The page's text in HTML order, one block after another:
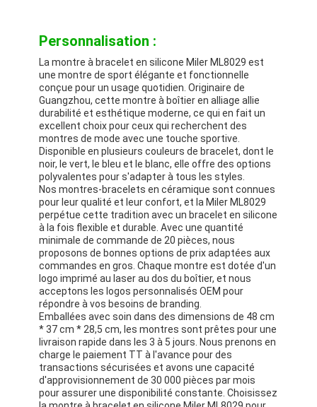
Personnalisation :
La montre à bracelet en silicone Miler ML8029 est
une montre de sport élégante et fonctionnelle
conçue pour un usage quotidien. Originaire de
Guangzhou, cette montre à boîtier en alliage allie
durabilité et esthétique moderne, ce qui en fait un
excellent choix pour ceux qui recherchent des
montres de mode avec une touche sportive.
Disponible en plusieurs couleurs de bracelet, dont le
noir, le vert, le bleu et le blanc, elle offre des options
polyvalentes pour s'adapter à tous les styles.
Nos montres-bracelets en céramique sont connues
pour leur qualité et leur confort, et la Miler ML8029
perpétue cette tradition avec un bracelet en silicone
à la fois flexible et durable. Avec une quantité
minimale de commande de 20 pièces, nous
proposons de bonnes options de prix adaptées aux
commandes en gros. Chaque montre est dotée d'un
logo imprimé au laser au dos du boîtier, et nous
acceptons les logos personnalisés OEM pour
répondre à vos besoins de branding.
Emballées avec soin dans des dimensions de 48 cm
* 37 cm * 28,5 cm, les montres sont prêtes pour une
livraison rapide dans les 3 à 5 jours. Nous prenons en
charge le paiement TT à l'avance pour des
transactions sécurisées et avons une capacité
d'approvisionnement de 30 000 pièces par mois
pour assurer une disponibilité constante. Choisissez